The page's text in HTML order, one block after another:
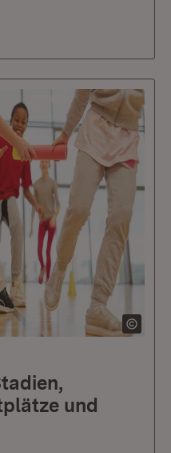
und